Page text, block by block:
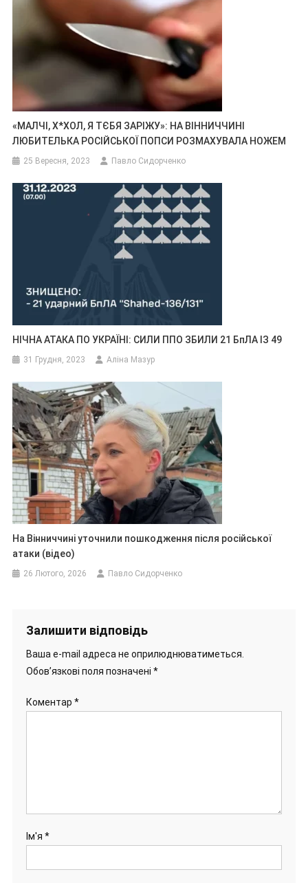
«МАЛЧІ, Х*ХОЛ, Я ТЄБЯ ЗАРІЖУ»: НА ВІННИЧЧИНІ
ЛЮБИТЕЛЬКА РОСІЙСЬКОЇ ПОПСИ РОЗМАХУВАЛА НОЖЕМ
25 Вересня, 2023 Павло Сидорченко
НІЧНА АТАКА ПО УКРАЇНІ: СИЛИ ППО ЗБИЛИ 21 БпЛА ІЗ 49
31 Грудня, 2023 Аліна Мазур
На Вінниччині уточнили пошкодження після російської
атаки (відео)
26 Лютого, 2026 Павло Сидорченко
Залишити відповідь
Ваша e-mail адреса не оприлюднюватиметься.
Обов’язкові поля позначені *
Коментар *
Ім'я *